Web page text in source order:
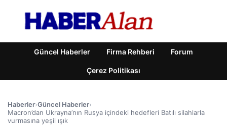
Güncel Haberler Firma Rehberi Forum
Çerez Politikası
Haberler›Güncel Haberler›
Macron’dan Ukrayna’nın Rusya içindeki hedefleri Batılı silahlarla
vurmasına yeşil ışık